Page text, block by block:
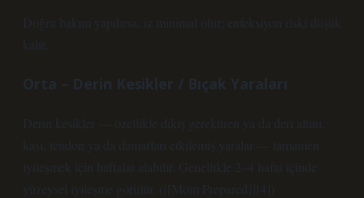
Doğru bakım yapılırsa, iz minimal olur; enfeksiyon riski düşük
kalır.
Orta – Derin Kesikler / Bıçak Yaraları
Derin kesikler — özellikle dikiş gerektiren ya da deri altını,
kası, tendon ya da damarları etkilemiş yaralar — tamamen
iyileşmek için haftalar alabilir. Genellikle 2–4 hafta içinde
yüzeysel iyileşme görülür. ([[Mom Prepared]][4])